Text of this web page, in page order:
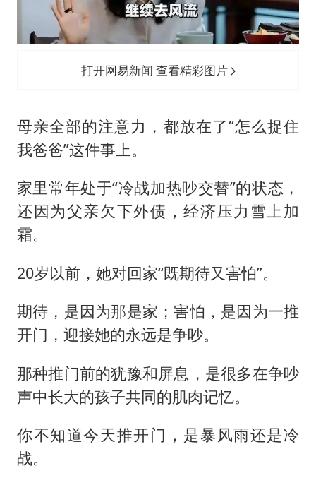
打开网易新闻 查看精彩图片
母亲全部的注意力，都放在了“怎么捉住
我爸爸”这件事上。
家里常年处于“冷战加热吵交替”的状态，
还因为父亲欠下外债，经济压力雪上加
霜。
20岁以前，她对回家“既期待又害怕”。
期待，是因为那是家；害怕，是因为一推
开门，迎接她的永远是争吵。
那种推门前的犹豫和屏息，是很多在争吵
声中长大的孩子共同的肌肉记忆。
你不知道今天推开门，是暴风雨还是冷
战。